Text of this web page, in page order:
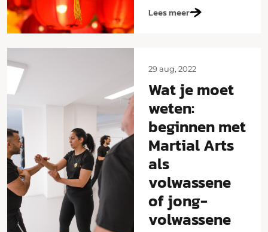
Lees meer
29 aug, 2022
Wat je moet
weten:
beginnen met
Martial Arts
als
volwassene
of jong-
volwassene